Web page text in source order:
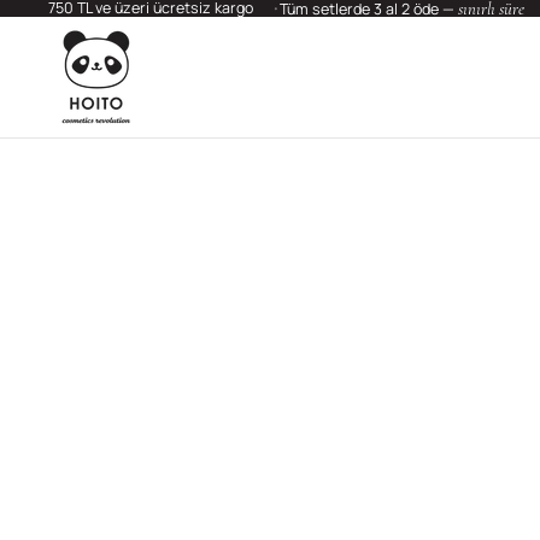
750 TL ve üzeri ücretsiz kargo Tüm setlerde 3 al 2 öde — sınırlı süre